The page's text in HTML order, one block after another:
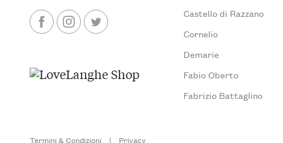
Castello di Razzano
Cornelio
Demarie
Fabio Oberto
Fabrizio Battaglino
Termini & Condizioni | Privacy